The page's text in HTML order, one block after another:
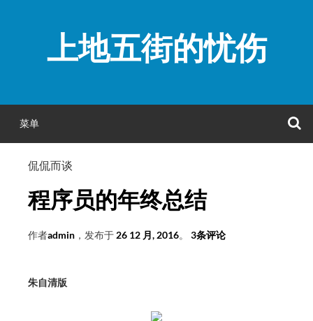
上地五街的忧伤
菜单
侃侃而谈
程序员的年终总结
作者admin ，发布于 26 12 月, 2016。 3条评论
朱自清版